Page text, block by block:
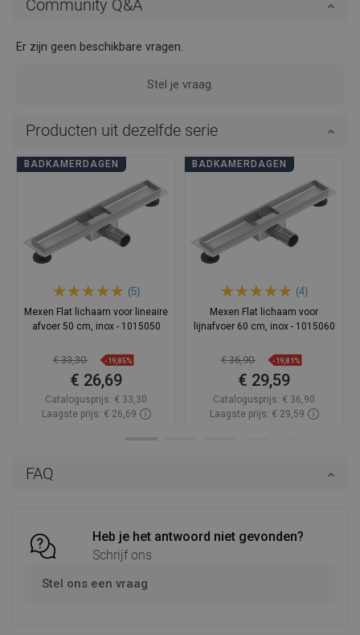
FAQ
Heb je het antwoord niet gevonden?
Schrijf ons
Stel ons een vraag
Community Q&A
Er zijn geen beschikbare vragen.
Stel je vraag.
Producten uit dezelfde serie
BADKAMERDAGEN
(5)
Mexen Flat lichaam voor lineaire
afvoer 50 cm, inox - 1015050
€ 33,30 -19,85%
€ 26,69
Catalogusprijs: € 33,30
Laagste prijs: € 26,69
BADKAMERDAGEN
(4)
Mexen Flat lichaam voor
lijnafvoer 60 cm, inox - 1015060
€ 36,90 -19,81%
€ 29,59
Catalogusprijs: € 36,90
Laagste prijs: € 29,59